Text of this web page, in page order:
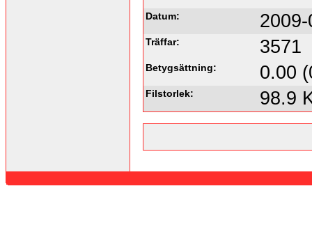
Datum:
Träffar: 3571
Betygsättning: 0.00
Filstorlek: 98.9